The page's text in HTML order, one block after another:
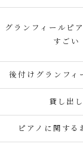
グランフィールピ
すごい
後付けグランフィ
貸し出し
ピアノに関する